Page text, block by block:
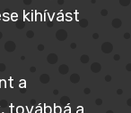
kihívást
a